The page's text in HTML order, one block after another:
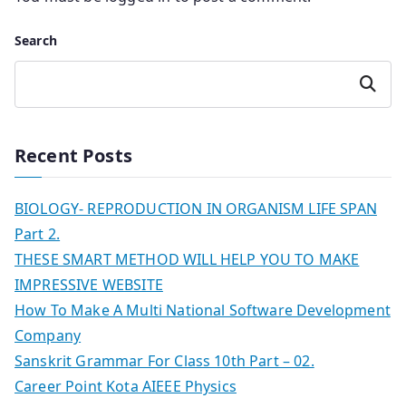
Search
Search
Recent Posts
BIOLOGY- REPRODUCTION IN ORGANISM LIFE SPAN
Part 2.
THESE SMART METHOD WILL HELP YOU TO MAKE
IMPRESSIVE WEBSITE
How To Make A Multi National Software Development
Company
Sanskrit Grammar For Class 10th Part – 02.
Career Point Kota AIEEE Physics